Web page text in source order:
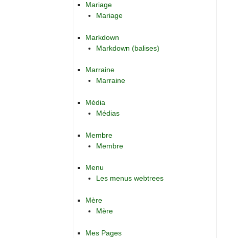
Mariage
Mariage
Markdown
Markdown (balises)
Marraine
Marraine
Média
Médias
Membre
Membre
Menu
Les menus webtrees
Mère
Mère
Mes Pages